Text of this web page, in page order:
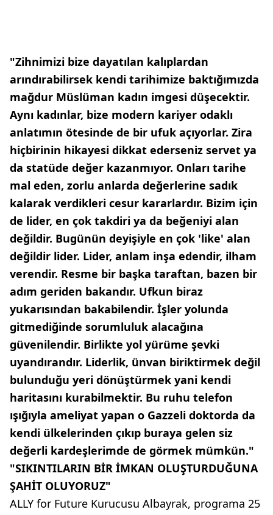
"Zihnimizi bize dayatılan kalıplardan
arındırabilirsek kendi tarihimize baktığımızda
mağdur Müslüman kadın imgesi düşecektir.
Aynı kadınlar, bize modern kariyer odaklı
anlatımın ötesinde de bir ufuk açıyorlar. Zira
hiçbirinin hikayesi dikkat ederseniz servet ya
da statüde değer kazanmıyor. Onları tarihe
mal eden, zorlu anlarda değerlerine sadık
kalarak verdikleri cesur kararlardır. Bizim için
de lider, en çok takdiri ya da beğeniyi alan
değildir. Bugünün deyişiyle en çok 'like' alan
değildir lider. Lider, anlam inşa edendir, ilham
verendir. Resme bir başka taraftan, bazen bir
adım geriden bakandır. Ufkun biraz
yukarısından bakabilendir. İşler yolunda
gitmediğinde sorumluluk alacağına
güvenilendir. Birlikte yol yürüme şevki
uyandırandır. Liderlik, ünvan biriktirmek değil
bulunduğu yeri dönüştürmek yani kendi
haritasını kurabilmektir. Bu ruhu telefon
ışığıyla ameliyat yapan o Gazzeli doktorda da
kendi ülkelerinden çıkıp buraya gelen siz
değerli kardeşlerimde de görmek mümkün."
"SIKINTILARIN BİR İMKAN OLUŞTURDUĞUNA
ŞAHİT OLUYORUZ"
ALLY for Future Kurucusu Albayrak, programa 25